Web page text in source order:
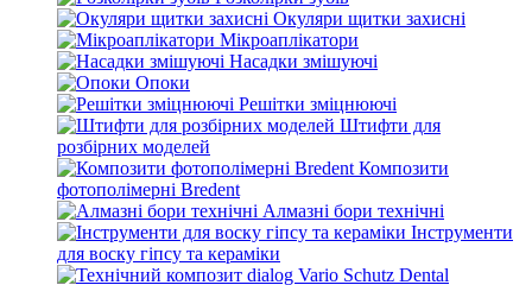
Окуляри щитки захисні
Мікроаплікатори
Насадки змішуючі
Опоки
Решітки зміцнюючі
Штифти для
розбірних моделей
Композити
фотополімерні Bredent
Алмазні бори технічні
Інструменти
для воску гіпсу та кераміки